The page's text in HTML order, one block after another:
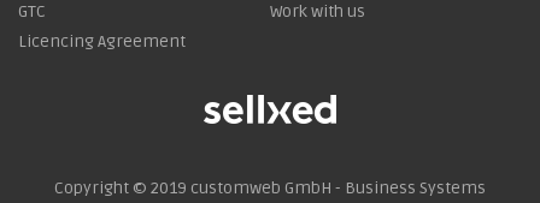
GTC
Licencing Agreement
Work with us
Copyright © 2019 customweb GmbH - Business Systems